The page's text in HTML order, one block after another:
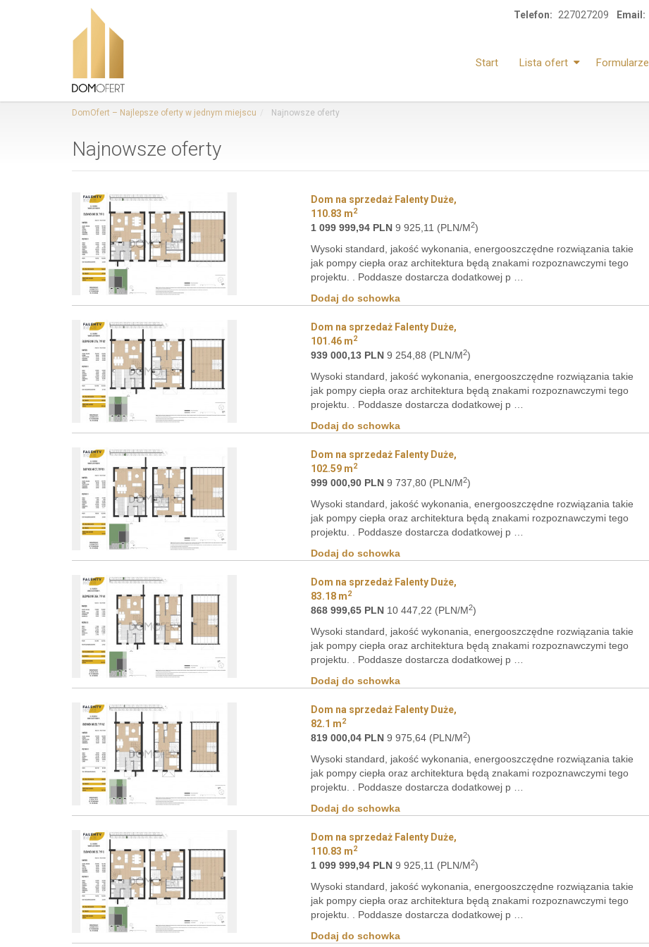
Telefon: 227027209 Email:
Start Lista ofert Formularze
DomOfert – Najlepsze oferty w jednym miejscu Najnowsze oferty
Najnowsze oferty
Dom na sprzedaż Falenty Duże,
110.83 m2
1 099 999,94 PLN 9 925,11 (PLN/M2)
Wysoki standard, jakość wykonania, energooszczędne rozwiązania takie
jak pompy ciepła oraz architektura będą znakami rozpoznawczymi tego
projektu. . Poddasze dostarcza dodatkowej p …
Dodaj do schowka
Dom na sprzedaż Falenty Duże,
101.46 m2
939 000,13 PLN 9 254,88 (PLN/M2)
Wysoki standard, jakość wykonania, energooszczędne rozwiązania takie
jak pompy ciepła oraz architektura będą znakami rozpoznawczymi tego
projektu. . Poddasze dostarcza dodatkowej p …
Dodaj do schowka
Dom na sprzedaż Falenty Duże,
102.59 m2
999 000,90 PLN 9 737,80 (PLN/M2)
Wysoki standard, jakość wykonania, energooszczędne rozwiązania takie
jak pompy ciepła oraz architektura będą znakami rozpoznawczymi tego
projektu. . Poddasze dostarcza dodatkowej p …
Dodaj do schowka
Dom na sprzedaż Falenty Duże,
83.18 m2
868 999,65 PLN 10 447,22 (PLN/M2)
Wysoki standard, jakość wykonania, energooszczędne rozwiązania takie
jak pompy ciepła oraz architektura będą znakami rozpoznawczymi tego
projektu. . Poddasze dostarcza dodatkowej p …
Dodaj do schowka
Dom na sprzedaż Falenty Duże,
82.1 m2
819 000,04 PLN 9 975,64 (PLN/M2)
Wysoki standard, jakość wykonania, energooszczędne rozwiązania takie
jak pompy ciepła oraz architektura będą znakami rozpoznawczymi tego
projektu. . Poddasze dostarcza dodatkowej p …
Dodaj do schowka
Dom na sprzedaż Falenty Duże,
110.83 m2
1 099 999,94 PLN 9 925,11 (PLN/M2)
Wysoki standard, jakość wykonania, energooszczędne rozwiązania takie
jak pompy ciepła oraz architektura będą znakami rozpoznawczymi tego
projektu. . Poddasze dostarcza dodatkowej p …
Dodaj do schowka